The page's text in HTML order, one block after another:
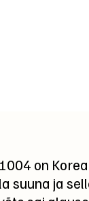
on
suuna ja